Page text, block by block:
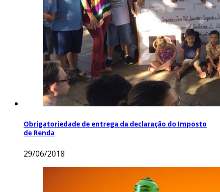
Obrigatoriedade de entrega da declaração do Imposto
de Renda
29/06/2018